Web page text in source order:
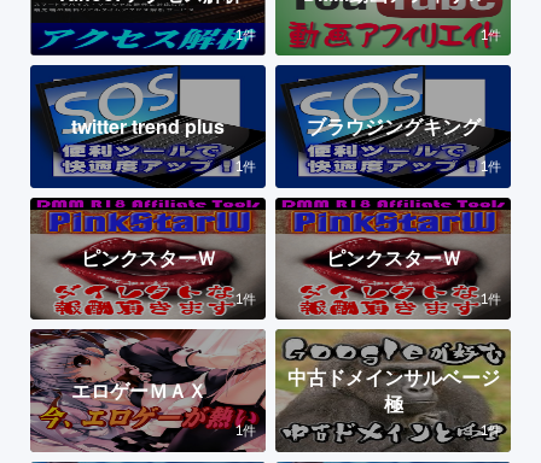
1件 1件
twitter trend plus
1件
ブラウジングキング
1件
ピンクスターＷ
1件
ピンクスターＷ
1件
エロゲーＭＡＸ
1件
中古ドメインサルベージ
極
1件